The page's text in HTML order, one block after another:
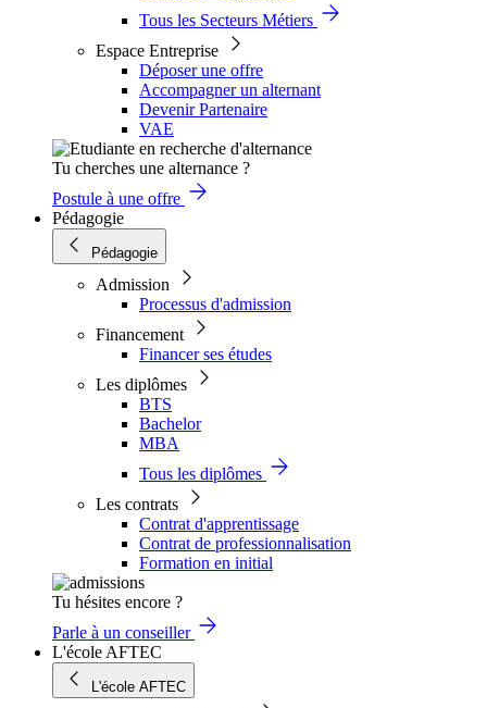
Tous les Secteurs Métiers
Espace Entreprise
Déposer une offre
Accompagner un alternant
Devenir Partenaire
VAE
Tu cherches une alternance ?
Postule à une offre
Pédagogie
Pédagogie
Admission
Processus d'admission
Financement
Financer ses études
Les diplômes
BTS
Bachelor
MBA
Tous les diplômes
Les contrats
Contrat d'apprentissage
Contrat de professionnalisation
Formation en initial
Tu hésites encore ?
Parle à un conseiller
L'école AFTEC
L'école AFTEC